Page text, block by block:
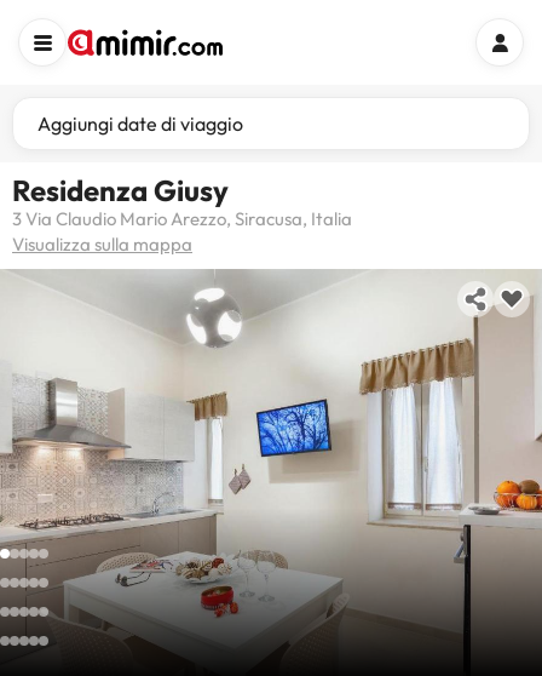
Aggiungi date di viaggio
Residenza Giusy
3 Via Claudio Mario Arezzo, Siracusa, Italia
Visualizza sulla mappa